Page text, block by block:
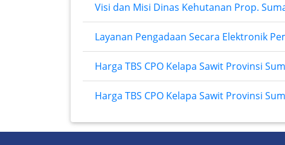
Visi dan Misi Dinas Kehutanan Prop.
Layanan Pengadaan Secara Elektronik
Harga TBS CPO Kelapa Sawit Provinsi
Harga TBS CPO Kelapa Sawit Provinsi